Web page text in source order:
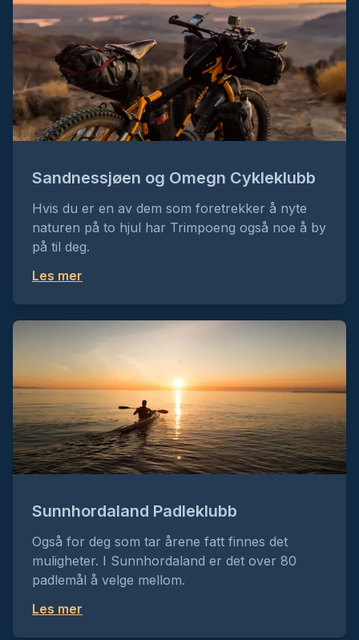
Sandnessjøen og Omegn Cykleklubb
Hvis du er en av dem som foretrekker å nyte
naturen på to hjul har Trimpoeng også noe å by
på til deg.
Les mer
Sunnhordaland Padleklubb
Også for deg som tar årene fatt finnes det
muligheter. I Sunnhordaland er det over 80
padlemål å velge mellom.
Les mer